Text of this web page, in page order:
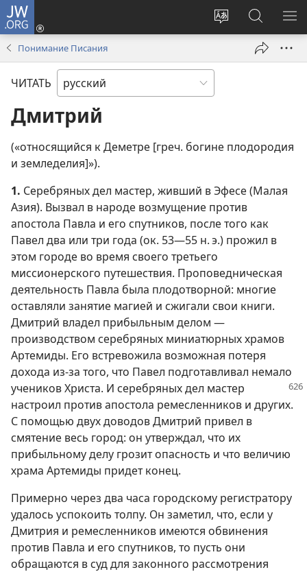
JW.ORG
Изменить
Войти
(открывается
окне)
Поиск
по
jw.org
Понимание Писания
ЧИТАТЬ
Дмитрий
(«относящийся к Деметре [греч. богине плодородия
и земледелия]»).
1. Серебряных дел мастер, живший в Эфесе (Малая
Азия). Вызвал в народе возмущение против
апостола Павла и его спутников, после того как
Павел два или три года (ок. 53—55 н. э.) прожил в
этом городе во время своего третьего
миссионерского путешествия. Проповедническая
деятельность Павла была плодотворной: многие
оставляли занятие магией и сжигали свои книги.
Дмитрий владел прибыльным делом —
производством серебряных миниатюрных храмов
Артемиды. Его встревожила возможная потеря
дохода из-за того, что Павел подготавливал немало
учеников Христа. И серебряных дел мастер
настроил против апостола ремесленников и других.
С помощью двух доводов Дмитрий привел в
смятение весь город: он утверждал, что их
прибыльному делу грозит опасность и что величию
храма Артемиды придет конец.
Примерно через два часа городскому регистратору
удалось успокоить толпу. Он заметил, что, если у
Дмитрия и ремесленников имеются обвинения
против Павла и его спутников, то пусть они
обращаются в суд для законного рассмотрения